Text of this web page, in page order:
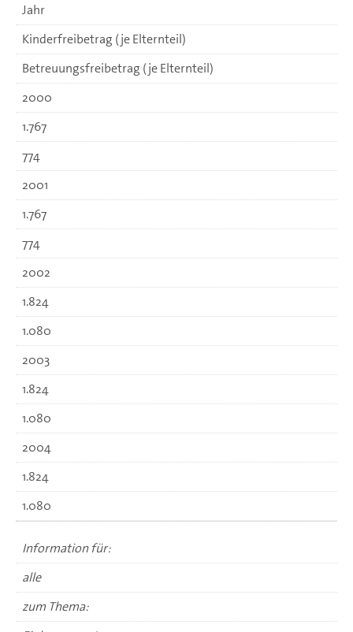
Jahr
Kinderfreibetrag (je Elternteil)
Betreuungsfreibetrag (je Elternteil)
2000
1.767
774
2001
1.767
774
2002
1.824
1.080
2003
1.824
1.080
2004
1.824
1.080
Information für:
alle
zum Thema: